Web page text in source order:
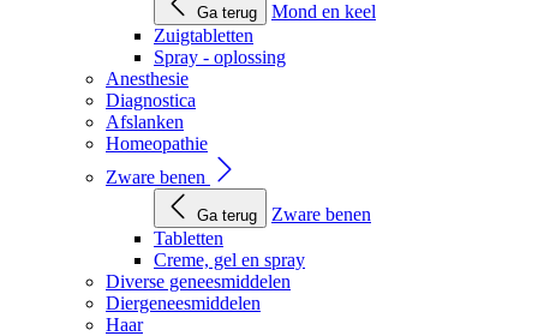
Ga terug
Mond en keel
Zuigtabletten
Spray - oplossing
Anesthesie
Diagnostica
Afslanken
Homeopathie
Zware benen
Ga terug
Zware benen
Tabletten
Creme, gel en spray
Diverse geneesmiddelen
Diergeneesmiddelen
Haar